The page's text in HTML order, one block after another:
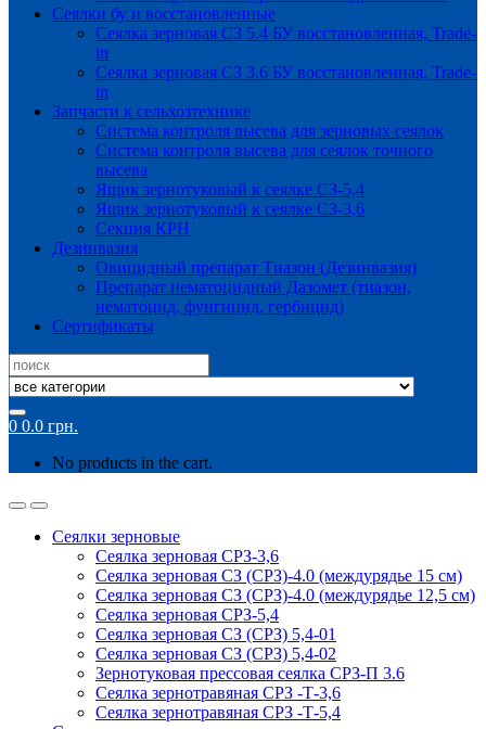
Сеялки бу и восстановленные
Сеялка зерновая СЗ 5.4 БУ восстановленная, Trade-
in
Сеялка зерновая СЗ 3.6 БУ восстановленная, Trade-
in
Запчасти к сельхозтехнике
Система контроля высева для зерновых сеялок
Система контроля высева для сеялок точного
высева
Ящик зернотуковый к сеялке СЗ-5,4
Ящик зернотуковый к сеялке СЗ-3,6
Секция КРН
Дезинвазия
Овицидный препарат Тиазон (Дезинвазия)
Препарат нематоцидный Дазомет (тиазон,
нематоцид, фунгицид, гербицид)
Сертификаты
Search
for:
0 0.0 грн.
No products in the cart.
Сеялки зерновые
Сеялка зерновая СРЗ-3,6
Сеялка зерновая СЗ (СРЗ)-4.0 (междурядье 15 см)
Сеялка зерновая СЗ (СРЗ)-4.0 (междурядье 12,5 см)
Сеялка зерновая СРЗ-5,4
Сеялка зерновая СЗ (СРЗ) 5,4-01
Сеялка зерновая СЗ (СРЗ) 5,4-02
Зернотуковая прессовая сеялка СРЗ-П 3.6
Сеялка зернотравяная СРЗ -Т-3,6
Сеялка зернотравяная СРЗ -Т-5,4